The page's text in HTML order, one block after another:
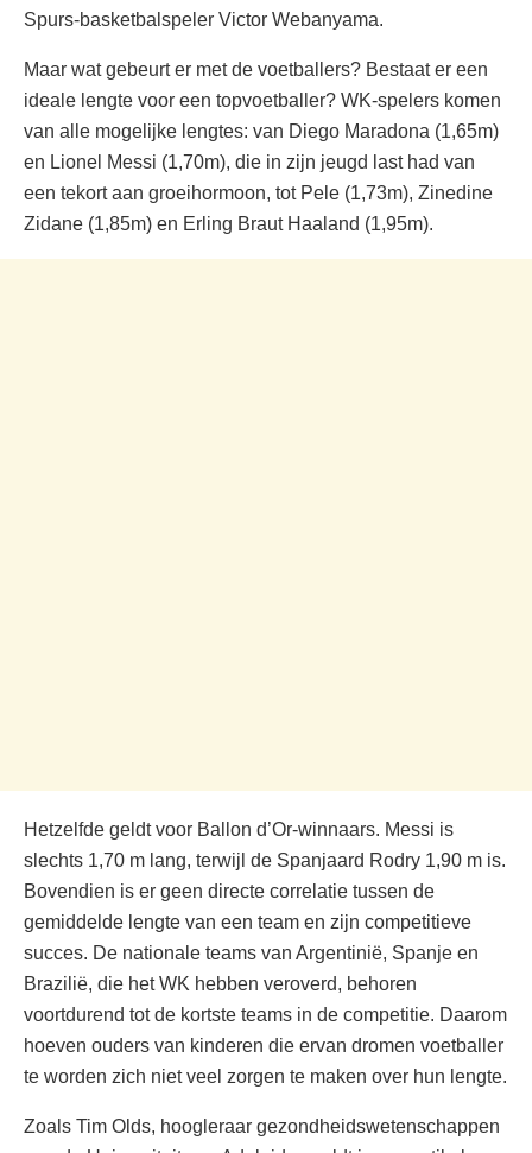
Spurs-basketbalspeler Victor Webanyama.
Maar wat gebeurt er met de voetballers? Bestaat er een
ideale lengte voor een topvoetballer? WK-spelers komen
van alle mogelijke lengtes: van Diego Maradona (1,65m)
en Lionel Messi (1,70m), die in zijn jeugd last had van
een tekort aan groeihormoon, tot Pele (1,73m), Zinedine
Zidane (1,85m) en Erling Braut Haaland (1,95m).
Hetzelfde geldt voor Ballon d’Or-winnaars. Messi is
slechts 1,70 m lang, terwijl de Spanjaard Rodry 1,90 m is.
Bovendien is er geen directe correlatie tussen de
gemiddelde lengte van een team en zijn competitieve
succes. De nationale teams van Argentinië, Spanje en
Brazilië, die het WK hebben veroverd, behoren
voortdurend tot de kortste teams in de competitie. Daarom
hoeven ouders van kinderen die ervan dromen voetballer
te worden zich niet veel zorgen te maken over hun lengte.
Zoals Tim Olds, hoogleraar gezondheidswetenschappen